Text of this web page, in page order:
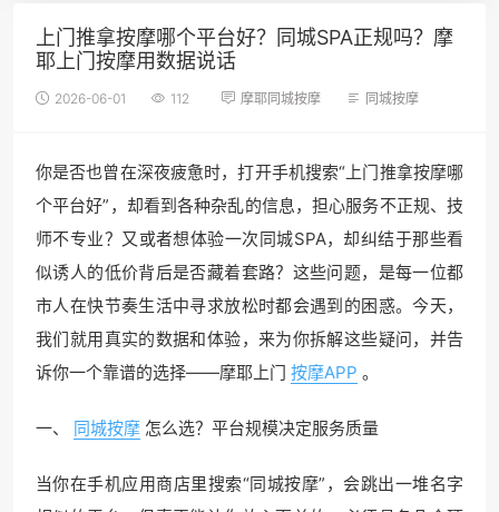
上门推拿按摩哪个平台好？同城SPA正规吗？摩
耶上门按摩用数据说话
2026-06-01 112 摩耶同城按摩 同城按摩
你是否也曾在深夜疲惫时，打开手机搜索“上门推拿按摩哪
个平台好”，却看到各种杂乱的信息，担心服务不正规、技
师不专业？又或者想体验一次同城SPA，却纠结于那些看
似诱人的低价背后是否藏着套路？这些问题，是每一位都
市人在快节奏生活中寻求放松时都会遇到的困惑。今天，
我们就用真实的数据和体验，来为你拆解这些疑问，并告
诉你一个靠谱的选择——摩耶上门 按摩APP 。
一、 同城按摩 怎么选？平台规模决定服务质量
当你在手机应用商店里搜索“同城按摩”，会跳出一堆名字